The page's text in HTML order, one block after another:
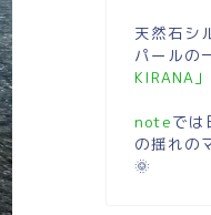
天然石シ
パールの
KIRANA」
noteでは
の揺れの
🌞